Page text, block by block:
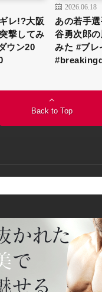
レ!?大阪
撃してみ
ウン20
2026.06.18
あの若手
谷勇次郎
みた #ブレ
Back to Top